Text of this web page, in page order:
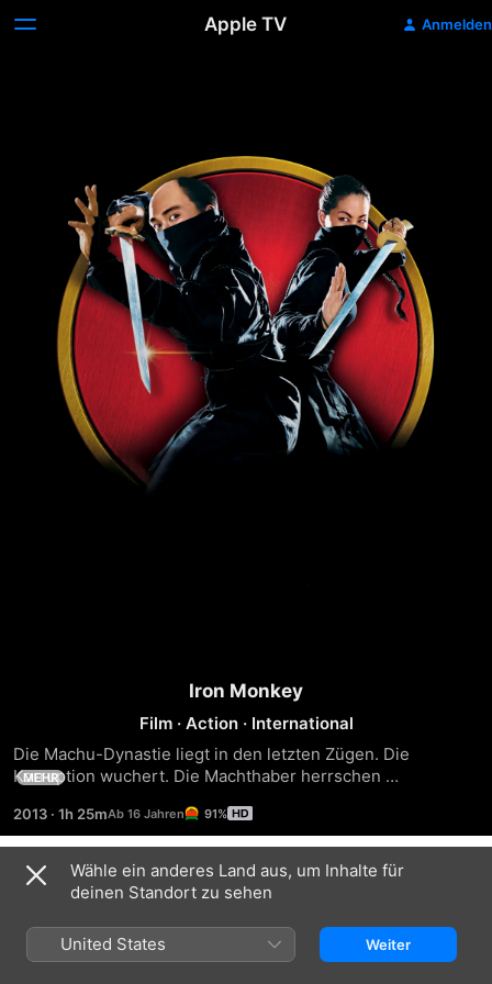
Apple TV Anmelden
Iron Monkey
Film · Action · International
Die Machu-Dynastie liegt in den letzten Zügen. Die
Korruption wuchert. Die Machthaber herrschen
mehr. Yang, der wegen seiner unvergleichlichen Kampfkraft
Iron Monkey genannt wird, tritt für die Unterdrückten ein
und nimmt das Gesetz in die eigene Hand. Allein auf sich
gestellt kämpft er einen gnadenlosen Kampf gegen die
MEHR
2013 · 1h 25m 91%
Trailer
Wähle ein anderes Land aus, um Inhalte für
deinen Standort zu sehen
United States Weiter